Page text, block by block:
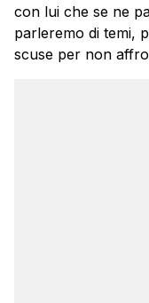
con lui che se ne
parleremo di temi,
scuse per non